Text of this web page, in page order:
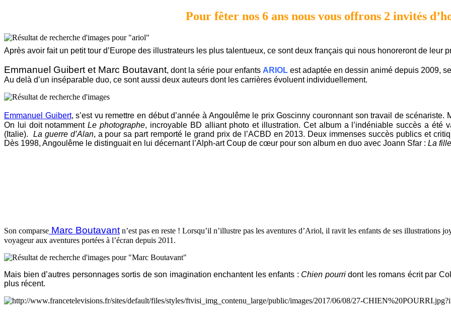
Pour fêter nos 6 ans nous vous offrons 2 invités
Après avoir fait un petit tour d’Europe des illustrateurs les plus talentueux, ce sont deux français qui nous honoreront de leur
Emmanuel Guibert et Marc Boutavant, dont la série pour enfants ARIOL est adaptée en dessin animé depuis 2009,
Au delà d’un inséparable duo, ce sont aussi deux auteurs dont les carrières évoluent individuellement.
Emmanuel Guibert, s’est vu remettre en début d’année à Angoulême le prix Goscinny couronnant son travail de scénariste.
On lui doit notammentLe photographe, incroyable BD alliant photo et illustration. Cet album a l’indéniable succès a
(Italie). La guerre d’Alan, a pour sa part remporté le grand prix de l’ACBD en 2013. Deux immenses succès publics et
Dès 1998, Angoulême le distinguait en lui décernant l’Alph-art Coup de cœur pour son album en duo avec Joann Sfar : La
Son comparse Marc Boutavant n’est pas en reste ! Lorsqu’il n’illustre pas les aventures d’Ariol, il ravit les enfants de ses illustrations
voyageur aux aventures portées à l’écran depuis 2011.
Mais bien d’autres personnages sortis de son imagination enchantent les enfants : Chien pourridont les romans écrit par
plus récent.